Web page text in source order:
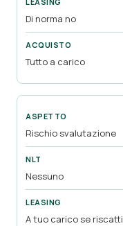
Di norma no
Tutto a carico
Rischio svalutazione
Nessuno
A tuo carico se riscatti